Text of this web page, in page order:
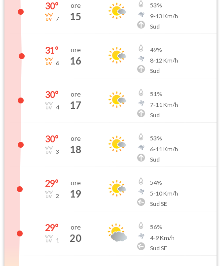
30°
7
ore
15
53%
9-13 Km/h
Sud
31°
6
ore
16
49%
8-12 Km/h
Sud
30°
4
ore
17
51%
7-11 Km/h
Sud
30°
3
ore
18
53%
6-11 Km/h
Sud
29°
2
ore
19
54%
5-10Km/h
Sud SE
29°
1
ore
20
56%
4-9Km/h
Sud SE